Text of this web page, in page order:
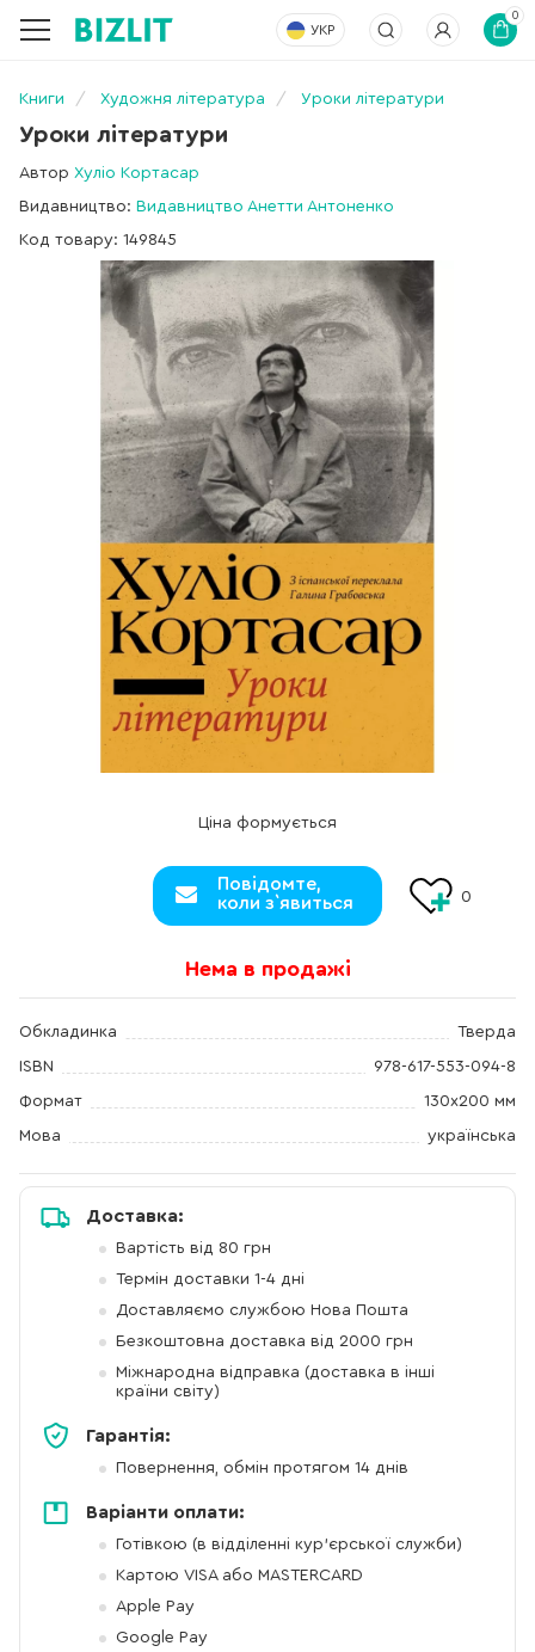
УКР
0
Книги Художня література Уроки літератури
Уроки літератури
Автор Хуліо Кортасар
Видавництво: Видавництво Анетти Антоненко
Код товару: 149845
Ціна формується
Повідомте,
коли з`явиться
0
Нема в продажі
Обкладинка Тверда
ISBN 978-617-553-094-8
Формат 130х200 мм
Мова українська
Доставка:
Вартість від 80 грн
Термін доставки 1-4 дні
Доставляємо службою Нова Пошта
Безкоштовна доставка від 2000 грн
Міжнародна відправка (доставка в інші
країни світу)
Гарантія:
Повернення, обмін протягом 14 днів
Варіанти оплати:
Готівкою (в відділенні кур'єрської служби)
Картою VISA або MASTERCARD
Apple Pay
Google Pay